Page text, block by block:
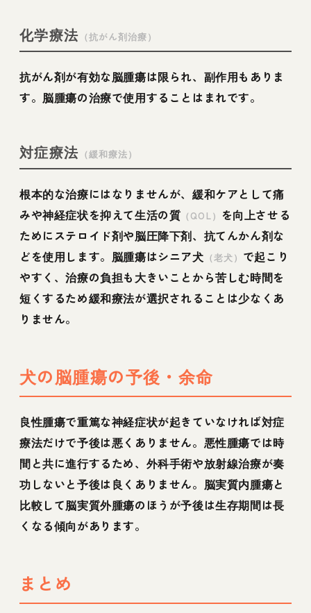
化学療法 （抗がん剤治療）
抗がん剤が有効な脳腫瘍は限られ、副作用もありま
す。脳腫瘍の治療で使用することはまれです。
対症療法 （緩和療法）
根本的な治療にはなりませんが、緩和ケアとして痛
みや神経症状を抑えて生活の質 （QOL） を向上させる
ためにステロイド剤や脳圧降下剤、抗てんかん剤な
どを使用します。脳腫瘍はシニア犬 （老犬） で起こり
やすく、治療の負担も大きいことから苦しむ時間を
短くするため緩和療法が選択されることは少なくあ
りません。
犬の脳腫瘍の予後・余命
良性腫瘍で重篤な神経症状が起きていなければ対症
療法だけで予後は悪くありません。悪性腫瘍では時
間と共に進行するため、外科手術や放射線治療が奏
功しないと予後は良くありません。脳実質内腫瘍と
比較して脳実質外腫瘍のほうが予後は生存期間は長
くなる傾向があります。
まとめ